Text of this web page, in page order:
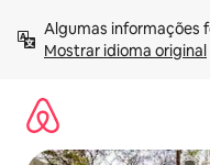
para
Mostrar idioma original